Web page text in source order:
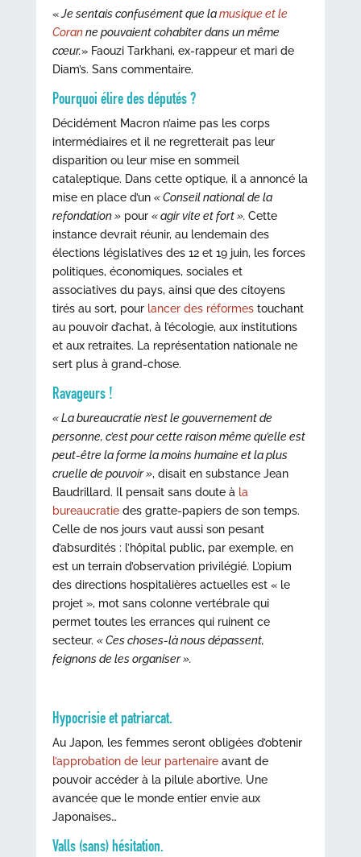
«Je sentais confusément que lamusique et le
Coranne pouvaient cohabiter dans un même
cœur.» Faouzi Tarkhani, ex-rappeur et mari de
Diam’s. Sans commentaire.
Pourquoi élire des députés ?
Décidément Macron n’aime pas les corps
intermédiaires et il ne regretterait pas leur
disparition ou leur mise en sommeil
cataleptique. Dans cette optique, il a annoncé la
mise en place d’un « Conseil national de la
refondation »pour « agir vite et fort ». Cette
instance devrait réunir, au lendemain des
élections législatives des 12 et 19 juin, les forces
politiques, économiques, sociales et
associatives du pays, ainsi que des citoyens
tirés au sort, pour lancer des réformestouchant
au pouvoir d’achat, à l’écologie, aux institutions
et aux retraites. La représentation nationale ne
sert plus à grand-chose.
Ravageurs !
« La bureaucratie n’est le gouvernement de
personne, c’est pour cette raison même qu’elle est
peut-être la forme la moins humaine et la plus
cruelle de pouvoir », disait en substance Jean
Baudrillard. Il pensait sans doute à la
bureaucratiedes gratte-papiers de son temps.
Celle de nos jours vaut aussi son pesant
d’absurdités : l’hôpital public, par exemple, en
est un terrain d’observation privilégié. L’opium
des directions hospitalières actuelles est « le
projet », mot sans colonne vertébrale qui
permet toutes les errances qui ruinent ce
secteur. « Ces choses-là nous dépassent,
feignons de les organiser ».
Hypocrisie et patriarcat.
Au Japon, les femmes seront obligées d’obtenir
l’approbation de leur partenaireavant de
pouvoir accéder à la pilule abortive. Une
avancée que le monde entier envie aux
Japonaises…
Valls (sans) hésitation.